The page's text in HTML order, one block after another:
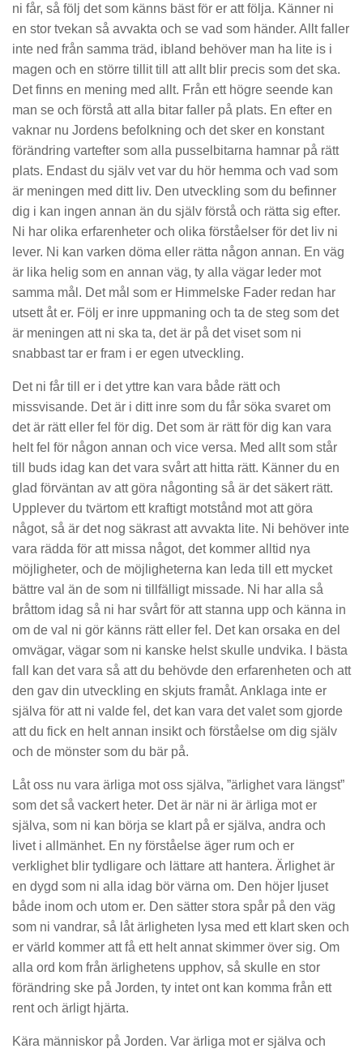
ni får, så följ det som känns bäst för er att följa. Känner ni
en stor tvekan så avvakta och se vad som händer. Allt faller
inte ned från samma träd, ibland behöver man ha lite is i
magen och en större tillit till att allt blir precis som det ska.
Det finns en mening med allt. Från ett högre seende kan
man se och förstå att alla bitar faller på plats. En efter en
vaknar nu Jordens befolkning och det sker en konstant
förändring vartefter som alla pusselbitarna hamnar på rätt
plats. Endast du själv vet var du hör hemma och vad som
är meningen med ditt liv. Den utveckling som du befinner
dig i kan ingen annan än du själv förstå och rätta sig efter.
Ni har olika erfarenheter och olika förståelser för det liv ni
lever. Ni kan varken döma eller rätta någon annan. En väg
är lika helig som en annan väg, ty alla vägar leder mot
samma mål. Det mål som er Himmelske Fader redan har
utsett åt er. Följ er inre uppmaning och ta de steg som det
är meningen att ni ska ta, det är på det viset som ni
snabbast tar er fram i er egen utveckling.
Det ni får till er i det yttre kan vara både rätt och
missvisande. Det är i ditt inre som du får söka svaret om
det är rätt eller fel för dig. Det som är rätt för dig kan vara
helt fel för någon annan och vice versa. Med allt som står
till buds idag kan det vara svårt att hitta rätt. Känner du en
glad förväntan av att göra någonting så är det säkert rätt.
Upplever du tvärtom ett kraftigt motstånd mot att göra
något, så är det nog säkrast att avvakta lite. Ni behöver inte
vara rädda för att missa något, det kommer alltid nya
möjligheter, och de möjligheterna kan leda till ett mycket
bättre val än de som ni tillfälligt missade. Ni har alla så
bråttom idag så ni har svårt för att stanna upp och känna in
om de val ni gör känns rätt eller fel. Det kan orsaka en del
omvägar, vägar som ni kanske helst skulle undvika. I bästa
fall kan det vara så att du behövde den erfarenheten och att
den gav din utveckling en skjuts framåt. Anklaga inte er
själva för att ni valde fel, det kan vara det valet som gjorde
att du fick en helt annan insikt och förståelse om dig själv
och de mönster som du bär på.
Låt oss nu vara ärliga mot oss själva, ”ärlighet vara längst”
som det så vackert heter. Det är när ni är ärliga mot er
själva, som ni kan börja se klart på er själva, andra och
livet i allmänhet. En ny förståelse äger rum och er
verklighet blir tydligare och lättare att hantera. Ärlighet är
en dygd som ni alla idag bör värna om. Den höjer ljuset
både inom och utom er. Den sätter stora spår på den väg
som ni vandrar, så låt ärligheten lysa med ett klart sken och
er värld kommer att få ett helt annat skimmer över sig. Om
alla ord kom från ärlighetens upphov, så skulle en stor
förändring ske på Jorden, ty intet ont kan komma från ett
rent och ärligt hjärta.
Kära människor på Jorden. Var ärliga mot er själva och